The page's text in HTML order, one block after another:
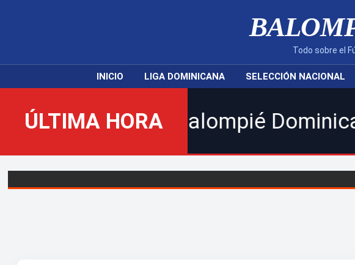
Todo sobre el
INICIO LIGA DOMINICANA SELECCIÓN NACIONAL
ÚLTIMA HORA
Balompié Dominicano! |